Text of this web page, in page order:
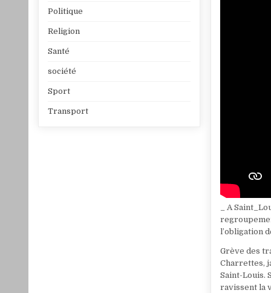
_ A
l’obligation
Grève des
Charrettes,
Saint-Louis.
ravissent la
Politique
Religion
Santé
société
Sport
Transport